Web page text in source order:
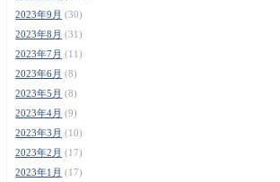
2023年9月 (30)
2023年8月 (31)
2023年7月 (11)
2023年6月 (8)
2023年5月 (8)
2023年4月 (9)
2023年3月 (10)
2023年2月 (17)
2023年1月 (17)